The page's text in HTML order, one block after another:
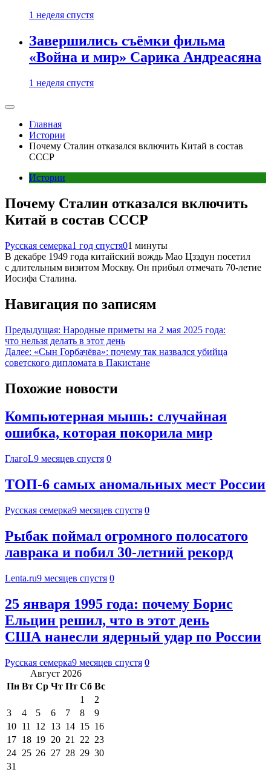
1 неделя спустя
Завершились съёмки фильма
«Война и мир» Сарика Андреасяна
1 неделя спустя
Главная
Истории
Почему Сталин отказался включить Китай в состав
СССР
Истории
Почему Сталин отказался включить
Китай в состав СССР
Русская семерка1 год спустя01 минуты
В декабре 1949 года китайский вождь Мао Цзэдун посетил
с длительным визитом Москву. Он прибыл отмечать 70-летие
Иосифа Сталина.
Навигация по записям
Предыдущая: Народные приметы на 2 мая 2025 года:
что нельзя делать в этот день
Далее: «Сын Горбачёва»: почему так назвался убийца
советского дипломата в Пакистане
Похожие новости
Компьютерная мышь: случайная
ошибка, которая покорила мир
ГлагоL9 месяцев спустя 0
ТОП-6 самых аномальных мест России
Русская семерка9 месяцев спустя 0
Рыбак поймал огромного полосатого
лаврака и побил 30-летний рекорд
Lenta.ru9 месяцев спустя 0
25 января 1995 года: почему Борис
Ельцин решил, что в этот день
США нанесли ядерный удар по России
Русская семерка9 месяцев спустя 0
Август 2026
Пн Вт Ср Чт Пт Сб Вс
1
2
3
4 5 6 7 8
9
10 11 12 13 14 15 16
17 18 19 20 21 22 23
24 25 26 27 28 29 30
31